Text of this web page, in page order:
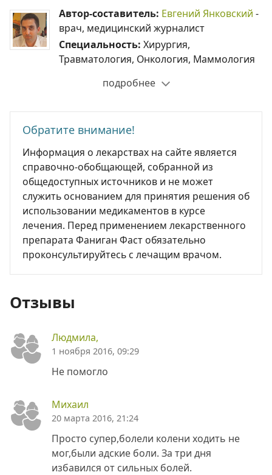
Автор-составитель: Евгений Янковский -
врач, медицинский журналист
Специальность: Хирургия,
Травматология, Онкология, Маммология
подробнее
Обратите внимание!
Информация о лекарствах на сайте является
справочно-обобщающей, собранной из
общедоступных источников и не может
служить основанием для принятия решения об
использовании медикаментов в курсе
лечения. Перед применением лекарственного
препарата Фаниган Фаст обязательно
проконсультируйтесь с лечащим врачом.
Отзывы
Людмила,
1 ноября 2016, 09:29
Не помогло
Михаил
20 марта 2016, 21:24
Просто супер,болели колени ходить не
мог,были адские боли. За три дня
избавился от сильных болей.